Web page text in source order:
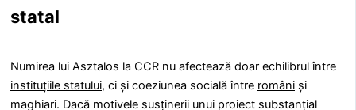
statal
Numirea lui Asztalos la CCR nu afectează doar echilibrul între
instituțiile statului, ci și coeziunea socială între români și
maghiari. Dacă motivele susținerii unui proiect substanțial